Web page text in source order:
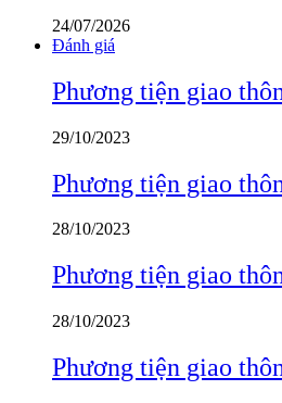
24/07/2026
Đánh giá
Phương tiện giao
29/10/2023
Phương tiện giao
28/10/2023
Phương tiện giao
28/10/2023
Phương tiện giao